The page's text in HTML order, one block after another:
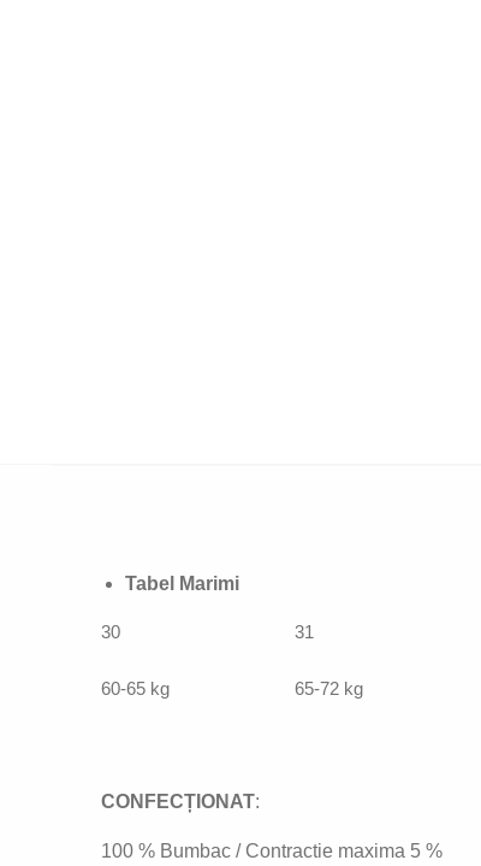
Tabel Marimi
30 31
60-65 kg 65-72 kg
CONFECȚIONAT:
100 % Bumbac / Contractie maxima 5 %